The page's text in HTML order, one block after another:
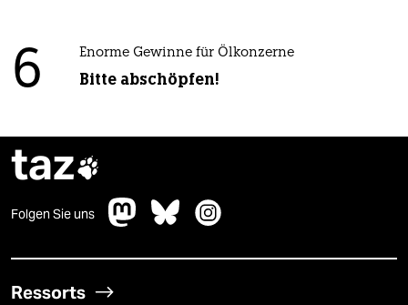
6 Enorme Gewinne für Ölkonzerne
Bitte abschöpfen!
taz
Folgen Sie uns
Ressorts